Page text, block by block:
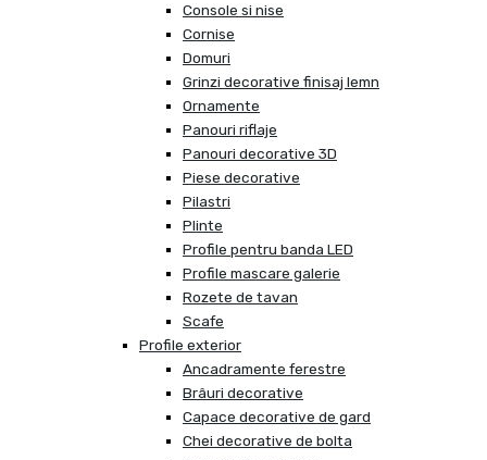
Console si nise
Cornise
Domuri
Grinzi decorative finisaj lemn
Ornamente
Panouri riflaje
Panouri decorative 3D
Piese decorative
Pilastri
Plinte
Profile pentru banda LED
Profile mascare galerie
Rozete de tavan
Scafe
Profile exterior
Ancadramente ferestre
Brâuri decorative
Capace decorative de gard
Chei decorative de bolta